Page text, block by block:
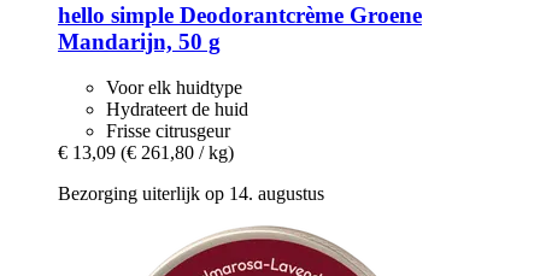
hello simple Deodorantcrème Groene
Mandarijn, 50 g
Voor elk huidtype
Hydrateert de huid
Frisse citrusgeur
€ 13,09 (€ 261,80 / kg)
Bezorging uiterlijk op 14. augustus